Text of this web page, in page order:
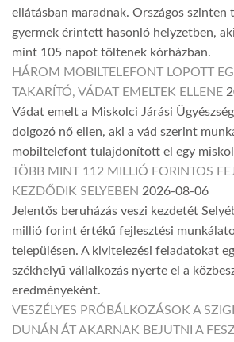
ellátásban maradnak. Országos
gyermek érintett hasonló helyzetben,
mint 105 napot töltenek kórházban.
HÁROM MOBILTELEFONT LOPOTT
TAKARÍTÓ, VÁDAT EMELTEK ELLENE
Vádat emelt a Miskolci Járási
dolgozó nő ellen, aki a vád szerint
mobiltelefont tulajdonított el egy
TÖBB MINT 112 MILLIÓ FORINTOS
KEZDŐDIK SELYEBEN 2026-08-06
Jelentős beruházás veszi kezdetét
millió forint értékű fejlesztési
településen. A kivitelezési feladatokat
székhelyű vállalkozás nyerte el a
eredményeként.
VESZÉLYES PRÓBÁLKOZÁSOK A
DUNÁN ÁT AKARNAK BEJUTNI A